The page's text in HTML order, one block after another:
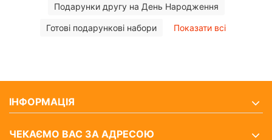
Подарунки другу на День Народження
Готові подарункові набори Показати всі
ІНФОРМАЦІЯ
ЧЕКАЄМО ВАС ЗА АДРЕСОЮ